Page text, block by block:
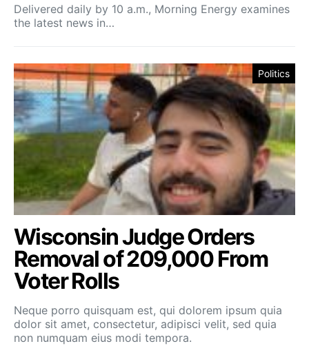
Delivered daily by 10 a.m., Morning Energy examines
the latest news in…
Politics
Wisconsin Judge Orders
Removal of 209,000 From
Voter Rolls
Neque porro quisquam est, qui dolorem ipsum quia
dolor sit amet, consectetur, adipisci velit, sed quia
non numquam eius modi tempora.